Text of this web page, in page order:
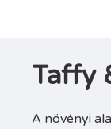
Taffy
A növényi